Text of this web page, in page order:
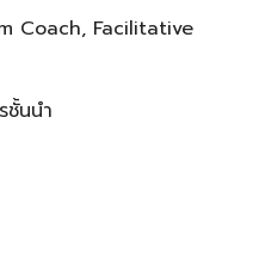
Coach, Facilitative
ชั้นนำ